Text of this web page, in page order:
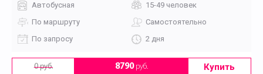
Автобусная
15-49 человек
По маршруту
Самостоятельно
По запросу
2 дня
0 руб. 8790руб. Купить